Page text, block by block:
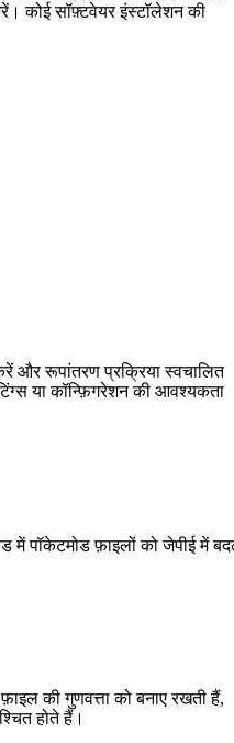
कोई सॉफ़्टवेयर इंस्टॉलेशन की
और रूपांतरण प्रक्रिया स्वचालित
या कॉन्फ़िगरेशन की आवश्यकता
में पॉकेटमोड फ़ाइलों को जेपीई में
की गुणवत्ता को बनाए रखती हैं,
होते हैं।